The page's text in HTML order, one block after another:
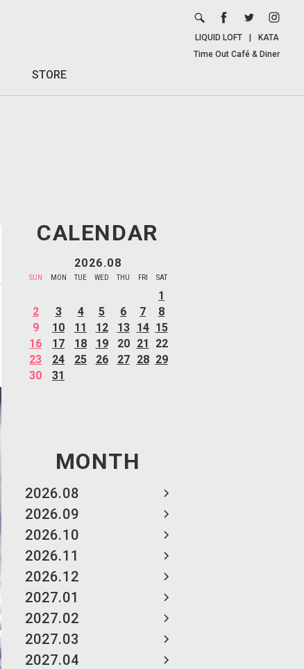
STORE
LIQUID LOFT
KATA
Time Out Café & Diner
CALENDAR
2026.08
SUN MON TUE WED THU FRI SAT
1
2
3 4 5 6 7
8
9
10 11 12 13 14 15
16
17 18 19 20 21
22
23
24 25 26 27 28 29
30
31
MONTH
2026.08
2026.09
2026.10
2026.11
2026.12
2027.01
2027.02
2027.03
2027.04